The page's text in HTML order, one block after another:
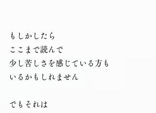
もしかしたら
ここまで読んで
少し苦しさを感じている方も
いるかもしれません
でもそれは